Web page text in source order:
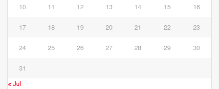
10 11 12 13 14 15 16
17 18 19 20 21 22 23
24 25 26 27 28 29 30
31
« Jul